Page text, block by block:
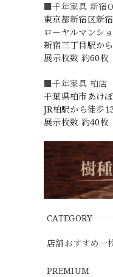
■千年家具 新宿
東京都新宿区新
ローヤルマンシ
新宿三丁目駅か
展示枚数 約60枚
■千年家具 柏店
千葉県柏市あけ
JR柏駅から徒歩
展示枚数 約40枚
CATEGORY
店舗おすすめ一
PREMIUM